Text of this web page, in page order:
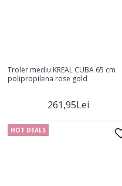
Troler mediu KREAL CUBA 65 cm
polipropilena rose gold
261,95Lei
HOT DEALS